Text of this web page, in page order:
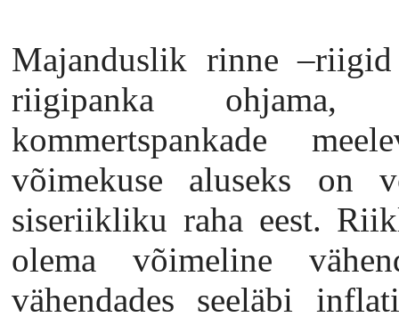
Majanduslik rinne
riigipanka
kommertspankade
võimekuse aluseks on
siseriikliku raha eest.
olema võimeline
vähendades seeläbi